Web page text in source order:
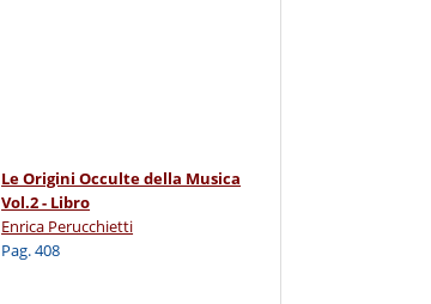
Le Origini Occulte della Musica
Vol.2 - Libro
Enrica Perucchietti
Pag. 408